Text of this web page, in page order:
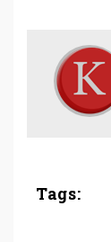
Tags: